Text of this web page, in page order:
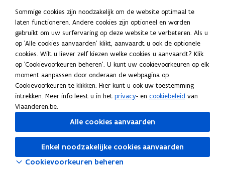
Probeer de pagina opnieuw te laden
Indien dit niet lukt, wacht even en probeer opnieuw
Sommige cookies zijn noodzakelijk om de website optimaal te
laten functioneren. Andere cookies zijn optioneel en worden
gebruikt om uw surfervaring op deze website te verbeteren. Als u
op 'Alle cookies aanvaarden' klikt, aanvaardt u ook de optionele
cookies. Wilt u liever zelf kiezen welke cookies u aanvaardt? Klik
op 'Cookievoorkeuren beheren'. U kunt uw cookievoorkeuren op elk
moment aanpassen door onderaan de webpagina op
Cookievoorkeuren te klikken. Hier kunt u ook uw toestemming
intrekken. Meer info leest u in het privacy- en cookiebeleid van
Vlaanderen.be.
Alle cookies aanvaarden
Enkel noodzakelijke cookies aanvaarden
Cookievoorkeuren beheren